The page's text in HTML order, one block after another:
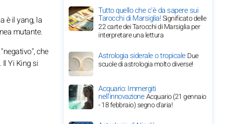
è il yang, la
mutante.
che
Yi King si
Tutto quello che c'è da sapere sui
Tarocchi di Marsiglia!Significato delle
22 carte dei Tarocchi di Marsiglia per
interpretare una lettura
Astrologia siderale o tropicaleDue
scuole di astrologia molto diverse!
Acquario: Immergiti
nell'innovazioneAcquario (21 gennaio
- 18 febbraio) segno d'aria!